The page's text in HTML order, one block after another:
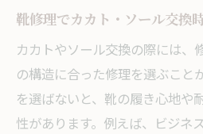
靴修理でカカト・ソール交換
カカトやソール交換の際には、
の構造に合った修理を選ぶこと
を選ばないと、靴の履き心地や
性があります。例えば、ビジネ